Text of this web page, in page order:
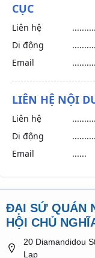
CỤC
Liên hệ
..........
Di động
Email
LIÊN HỆ NỘI
Liên hệ
Di động
..........
Email
......
ĐẠI SỨ QUÁN
HỘI CHỦ
20 Diamandidou
Lạp